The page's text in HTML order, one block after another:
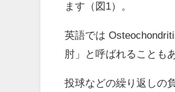
ます（図1）。
英語では
肘」と呼ばれることも
投球などの繰り返しの